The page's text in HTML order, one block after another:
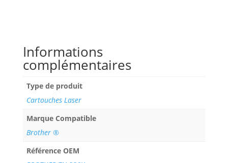
Informations
complémentaires
Type de produit
Cartouches Laser
Marque Compatible
Brother ®
Référence OEM